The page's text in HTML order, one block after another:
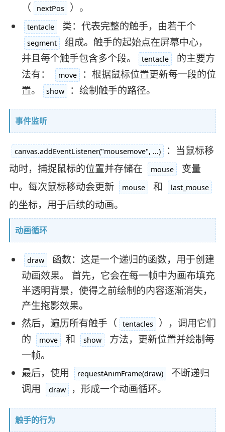
（
nextPos ）。
tentacle 类：代表完整的触手，由若干个
segment
组成。触手的起始点在屏幕中心，
并且每个触手包含多个段。
tentacle
的主要方
法有：
move
：根据鼠标位置更新每一段的位
置。
show ：绘制触手的路径。
事件监听
canvas.addEventListener("mousemove", ...)
：当鼠标移
动时，捕捉鼠标的位置并存储在
mouse
变量
中。每次鼠标移动会更新
mouse 和 last_mouse
的坐标，用于后续的动画。
动画循环
draw
函数：这是一个递归的函数，用于创建
动画效果。 首先，它会在每一帧中为画布填充
半透明背景，使得之前绘制的内容逐渐消失，
产生拖影效果。
然后，遍历所有触手（
tentacles
），调用它们
的
move 和 show
方法，更新位置并绘制每
一帧。
最后，使用
requestAnimFrame(draw)
不断递归
调用
draw ，形成一个动画循环。
触手的行为